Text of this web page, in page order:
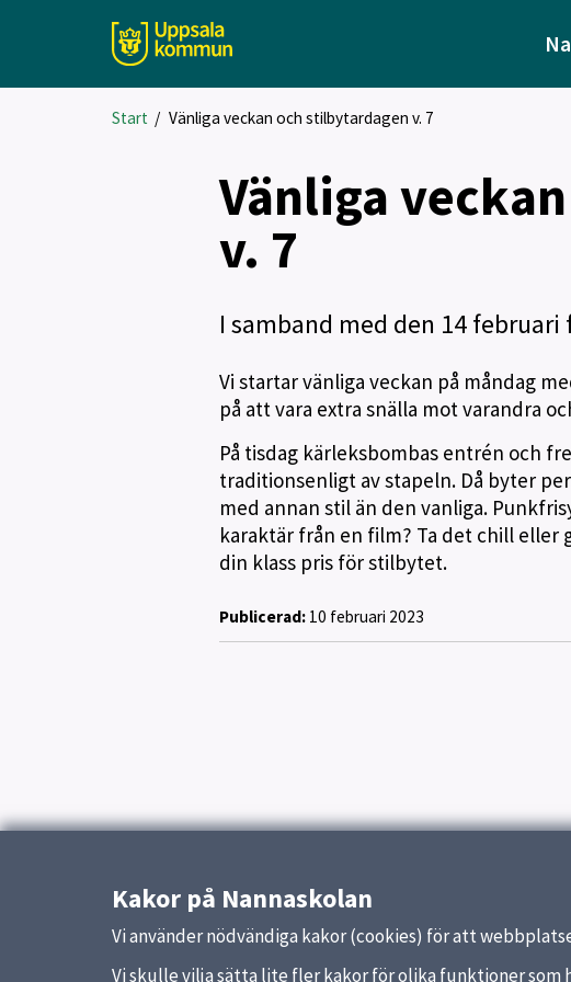
Start / Vänliga veckan och stilbytardagen v. 7
Vänliga
v. 7
I samband med den 14
Vi startar vänliga veckan på måndag
på att vara extra snälla mot varandra
På tisdag kärleksbombas entrén och
traditionsenligt av stapeln. Då byter
med annan stil än den vanliga.
karaktär från en film? Ta det chill eller
din klass pris för stilbytet.
Publicerad:10 februari 2023
Kakor på Nannaskolan
Vi använder nödvändiga kakor (cookies) för att
Vi skulle vilja sätta lite fler kakor för olika funktioner som